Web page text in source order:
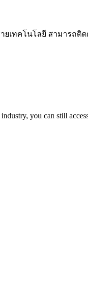
ยเทคโนโลยี สามารถติ
you can still